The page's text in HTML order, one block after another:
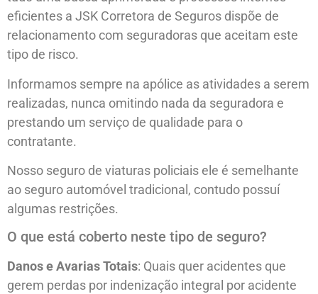
eficientes a JSK Corretora de Seguros dispõe de
relacionamento com seguradoras que aceitam este
tipo de risco.
Informamos sempre na apólice as atividades a serem
realizadas, nunca omitindo nada da seguradora e
prestando um serviço de qualidade para o
contratante.
Nosso seguro de viaturas policiais ele é semelhante
ao seguro automóvel tradicional, contudo possuí
algumas restrições.
O que está coberto neste tipo de seguro?
Danos e Avarias Totais: Quais quer acidentes que
gerem perdas por indenização integral por acidente